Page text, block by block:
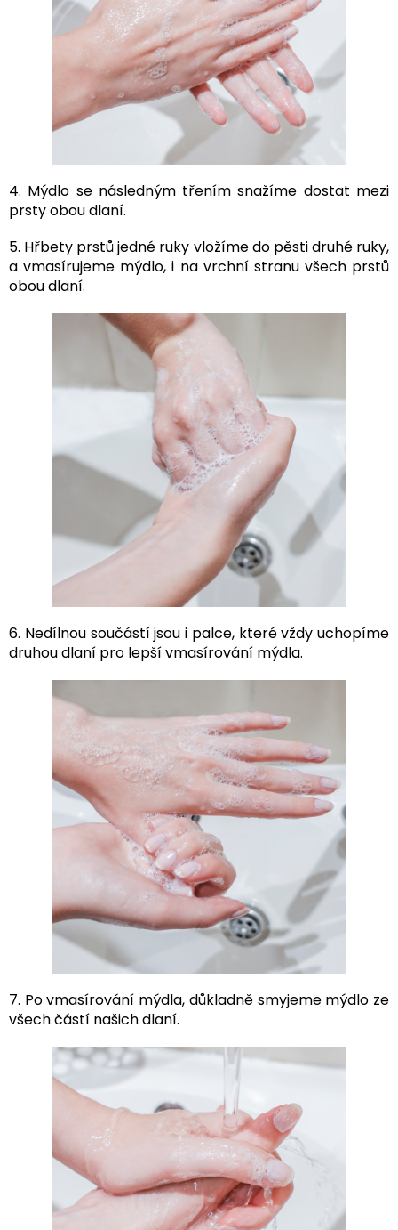
4. Mýdlo se následným třením snažíme dostat mezi
prsty obou dlaní.
5. Hřbety prstů jedné ruky vložíme do pěsti druhé ruky,
a vmasírujeme mýdlo, i na vrchní stranu všech prstů
obou dlaní.
6. Nedílnou součástí jsou i palce, které vždy uchopíme
druhou dlaní pro lepší vmasírování mýdla.
7. Po vmasírování mýdla, důkladně smyjeme mýdlo ze
všech částí našich dlaní.